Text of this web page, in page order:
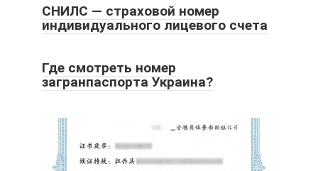
СНИЛС — страховой номер
индивидуального лицевого счета
Где смотреть номер
загранпаспорта Украина?